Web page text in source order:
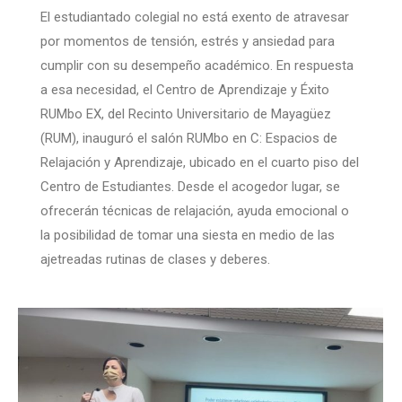
El estudiantado colegial no está exento de atravesar
por momentos de tensión, estrés y ansiedad para
cumplir con su desempeño académico. En respuesta
a esa necesidad, el Centro de Aprendizaje y Éxito
RUMbo EX, del Recinto Universitario de Mayagüez
(RUM), inauguró el salón RUMbo en C: Espacios de
Relajación y Aprendizaje, ubicado en el cuarto piso del
Centro de Estudiantes. Desde el acogedor lugar, se
ofrecerán técnicas de relajación, ayuda emocional o
la posibilidad de tomar una siesta en medio de las
ajetreadas rutinas de clases y deberes.